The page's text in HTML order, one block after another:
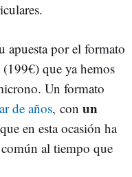
apuesta por el formato
que ya hemos
Un formato
de años, con un
que en esta ocasión ha
al tiempo que